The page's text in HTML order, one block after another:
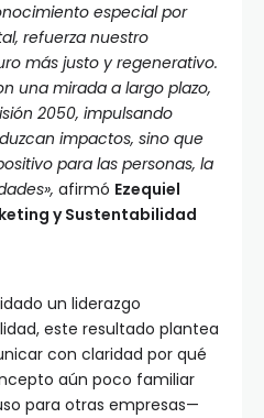
especial por
refuerza nuestro
más justo y regenerativo.
una mirada a largo plazo,
2050, impulsando
impactos, sino que
para las personas, la
afirmó Ezequiel
y Sustentabilidad
un liderazgo
este resultado plantea
con claridad por qué
aún poco familiar
para otras empresas—